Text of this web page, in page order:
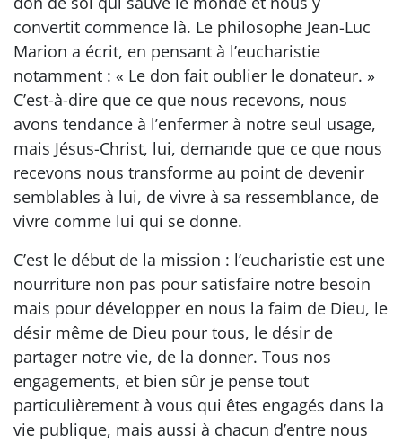
convertit commence là. Le philosophe Jean-Luc
Marion a écrit, en pensant à l’eucharistie
notamment : « Le don fait oublier le donateur. »
C’est-à-dire que ce que nous recevons, nous
avons tendance à l’enfermer à notre seul usage,
mais Jésus-Christ, lui, demande que ce que nous
recevons nous transforme au point de devenir
semblables à lui, de vivre à sa ressemblance, de
vivre comme lui qui se donne.
C’est le début de la mission : l’eucharistie est une
nourriture non pas pour satisfaire notre besoin
mais pour développer en nous la faim de Dieu, le
désir même de Dieu pour tous, le désir de
partager notre vie, de la donner. Tous nos
engagements, et bien sûr je pense tout
particulièrement à vous qui êtes engagés dans la
vie publique, mais aussi à chacun d’entre nous